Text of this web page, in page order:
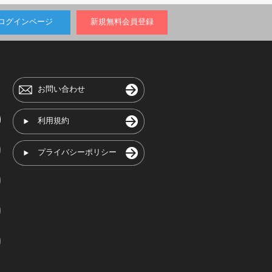
グインページ 新規無料会員登録
お問い合わせ
利用規約
プライバシーポリシー